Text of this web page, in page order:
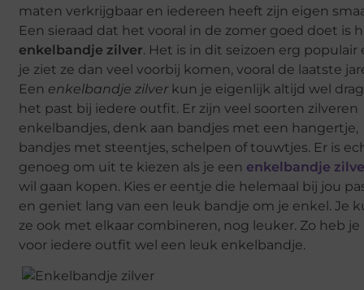
maten verkrijgbaar en iedereen heeft zijn eigen
Een sieraad dat het vooral in de zomer goed doet is
enkelbandje zilver. Het is in dit seizoen erg populair
je ziet ze dan veel voorbij komen, vooral de laatste
Een enkelbandje zilver kun je eigenlijk altijd wel
het past bij iedere outfit. Er zijn veel soorten zilveren
enkelbandjes, denk aan bandjes met een hangertje,
bandjes met steentjes, schelpen of touwtjes. Er is
genoeg om uit te kiezen als je een enkelbandje
wil gaan kopen. Kies er eentje die helemaal bij jou
en geniet lang van een leuk bandje om je enkel. Je
ze ook met elkaar combineren, nog leuker. Zo heb je
voor iedere outfit wel een leuk enkelbandje.